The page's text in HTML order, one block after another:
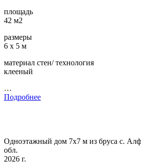
площадь
42 м2
размеры
6 х 5 м
материал стен/ технология
клееный
…
Подробнее
Одноэтажный дом 7х7 м из бруса с.
обл.
2026 г.